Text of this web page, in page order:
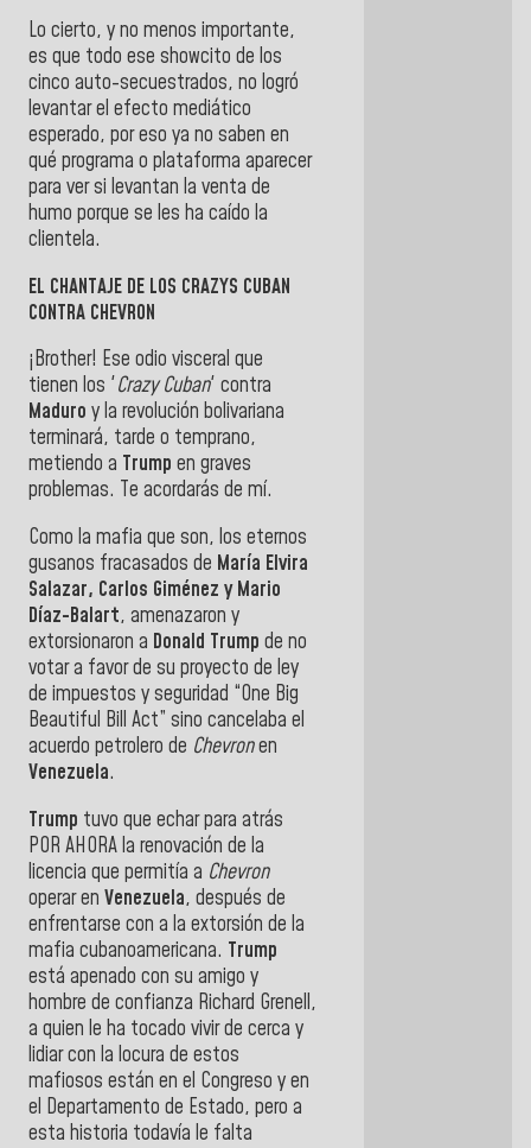
Lo cierto, y no menos importante,
es que todo ese showcito de los
cinco auto-secuestrados, no logró
levantar el efecto mediático
esperado, por eso ya no saben en
qué programa o plataforma aparecer
para ver si levantan la venta de
humo porque se les ha caído la
clientela.
EL CHANTAJE DE LOS CRAZYS CUBAN
CONTRA CHEVRON
¡Brother! Ese odio visceral que
tienen los 'Crazy Cuban' contra
Maduro y la revolución bolivariana
terminará, tarde o temprano,
metiendo a Trump en graves
problemas. Te acordarás de mí.
Como la mafia que son, los eternos
gusanos fracasados de María Elvira
Salazar, Carlos Giménez y Mario
Díaz-Balart, amenazaron y
extorsionaron a Donald Trump de no
votar a favor de su proyecto de ley
de impuestos y seguridad “One Big
Beautiful Bill Act” sino cancelaba el
acuerdo petrolero de Chevronen
Venezuela.
Trump tuvo que echar para atrás
POR AHORA la renovación de la
licencia que permitía a Chevron
operar en Venezuela, después de
enfrentarse con a la extorsión de la
mafia cubanoamericana. Trump
está apenado con su amigo y
hombre de confianza Richard Grenell,
a quien le ha tocado vivir de cerca y
lidiar con la locura de estos
mafiosos están en el Congreso y en
el Departamento de Estado, pero a
esta historia todavía le falta